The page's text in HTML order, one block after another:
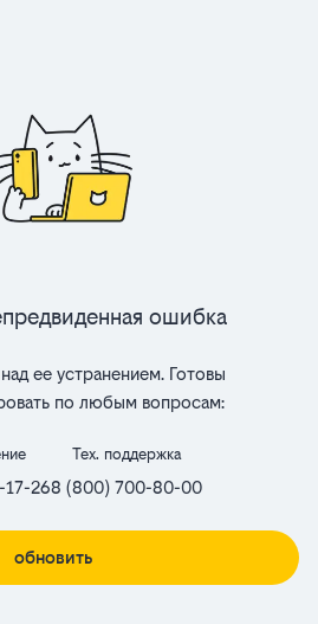
ошибка
ее устранением. Готовы
по любым вопросам:
26
Тех. поддержка
8 (800) 700-80-00
обновить